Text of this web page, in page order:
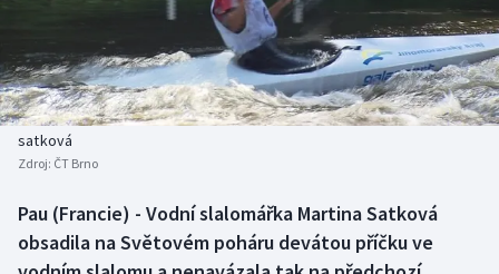
Basketbal
Biatlon
Box
Historické návraty
Aplikace ČT sport
satková
Zdroj: ČT Brno
Pau (Francie) - Vodní slalomářka Martina Satková
obsadila na Světovém poháru devátou příčku ve